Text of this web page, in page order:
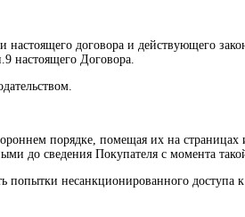
договора и действующего
настоящего Договора.
порядке, помещая их на страницах
до сведения Покупателя с момента
попытки несанкционированного